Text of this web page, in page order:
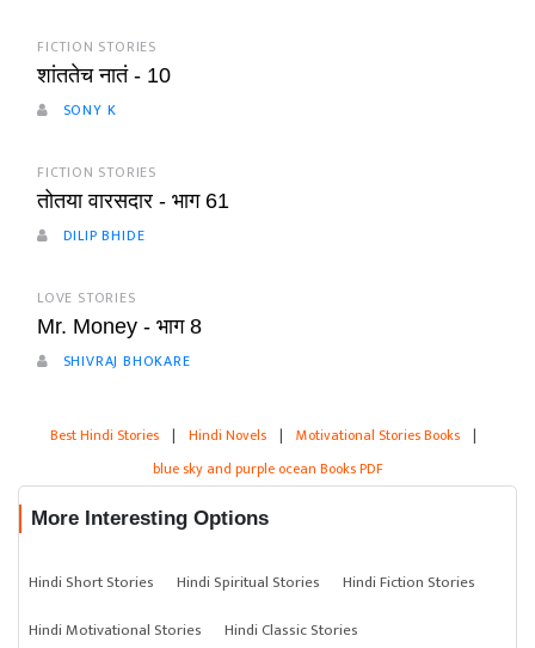
FICTION STORIES
शांततेच नातं - 10
SONY K
FICTION STORIES
तोतया वारसदार - भाग 61
DILIP BHIDE
LOVE STORIES
Mr. Money - भाग 8
SHIVRAJ BHOKARE
Best Hindi Stories | Hindi Novels | Motivational Stories Books |
blue sky and purple ocean Books PDF
More Interesting Options
Hindi Short Stories Hindi Spiritual Stories
Hindi Fiction Stories
Hindi Motivational Stories
Hindi Classic Stories